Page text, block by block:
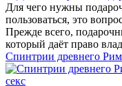
Для чего нужны
пользоваться, это
Прежде всего,
который даёт право
Спинтрии древнего